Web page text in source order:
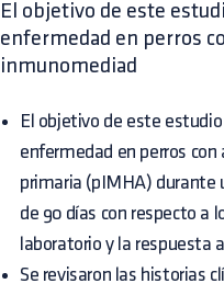
El objetivo de este
enfermedad en perros
inmunomediad
El objetivo de este
enfermedad en perros
primaria (pIMHA) durante
de 90 días con respecto a
laboratorio y la respuesta
Se revisaron las historias